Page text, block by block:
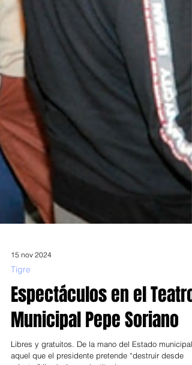
15 nov 2024
Tigre
Espectáculos en el Teatro
Municipal Pepe Soriano